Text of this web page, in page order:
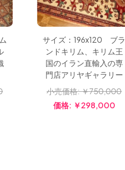
サイズ：196x120 ブラ
ンドキリム、キリム王
国のイラン直輸入の専
門店アリヤギャラリー
小売価格:￥750,000
価格: ￥298,000